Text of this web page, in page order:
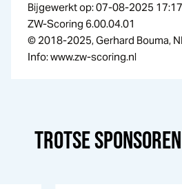
Bijgewerkt op: 07-08-2025 17:17
ZW-Scoring 6.00.04.01
© 2018-2025, Gerhard Bouma,
Info: www.zw-scoring.nl
TROTSE SPONSOREN